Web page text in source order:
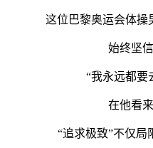
这位巴黎奥运会体操
始终坚信
“我永远都要
在他看来
“追求极致”不仅局